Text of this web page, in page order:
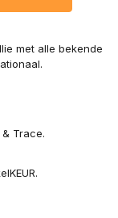
met alle bekende
Trace.